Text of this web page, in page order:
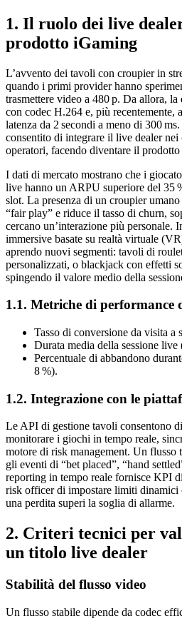
1. Il ruolo dei live
prodotto iGaming
L’avvento dei tavoli con croupier in
quando i primi provider hanno
trasmettere video a 480 p. Da allora, la
con codec H.264 e, più
latenza da 2 secondi a meno di 300
consentito di integrare il live dealer
operatori, facendo diventare il
I dati di mercato mostrano che i
live hanno un ARPU superiore del 35
slot. La presenza di un croupier
“fair play” e riduce il tasso di churn,
cercano un’interazione più personale.
immersive basate su realtà virtuale
aprendo nuovi segmenti: tavoli di
personalizzati, o blackjack con effetti
spingendo il valore medio della
1.1. Metriche di performance
Tasso di conversione da visita a
Durata media della sessione live
Percentuale di abbandono
8 %).
1.2. Integrazione con le
Le API di gestione tavoli consentono
monitorare i giochi in tempo reale,
motore di risk management. Un flusso
gli eventi di “bet placed”, “hand
reporting in tempo reale fornisce KPI
risk officer di impostare limiti dinamici
una perdita superi la soglia di allarme.
2. Criteri tecnici per
un titolo live dealer
Stabilità del flusso video
Un flusso stabile dipende da codec